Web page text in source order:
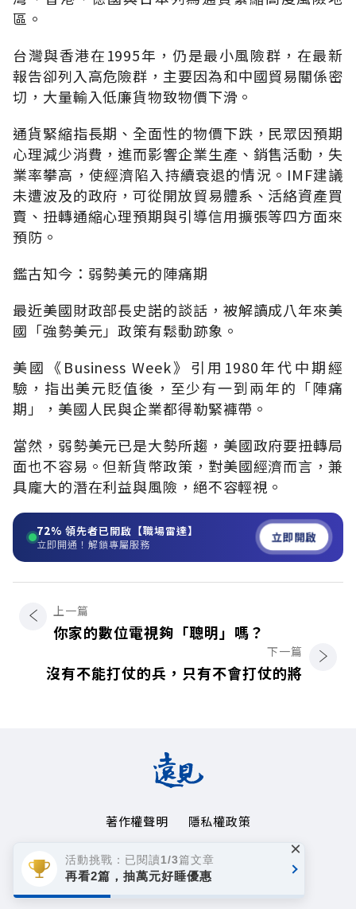
區。
台灣與香港在1995年，仍是最小風險群，在最新
報告卻列入高危險群，主要因為和中國貿易關係密
切，大量輸入低廉貨物致物價下滑。
通貨緊縮指長期、全面性的物價下跌，民眾因預期
心理減少消費，進而影響企業生產、銷售活動，失
業率攀高，使經濟陷入持續衰退的情況。IMF建議
未遭波及的政府，可從開放貿易體系、活絡資產買
賣、扭轉通縮心理預期與引導信用擴張等四方面來
預防。
鑑古知今：弱勢美元的陣痛期
最近美國財政部長史諾的談話，被解讀成八年來美
國「強勢美元」政策有鬆動跡象。
美國《Business Week》引用1980年代中期經
驗，指出美元貶值後，至少有一到兩年的「陣痛
期」，美國人民與企業都得勒緊褲帶。
當然，弱勢美元已是大勢所趨，美國政府要扭轉局
面也不容易。但新貨幣政策，對美國經濟而言，兼
具龐大的潛在利益與風險，絕不容輕視。
72% 領先者已開啟【職場雷達】
立即開通！解鎖專屬服務 立即開啟
上一篇
你家的數位電視夠「聰明」嗎？
下一篇
沒有不能打仗的兵，只有不會打仗的將
著作權聲明
隱私權政策
Copyright© 1999~2026
遠見天下文化事業群. All rights reserved.
活動挑戰：已閱讀1/3篇文章
再看2篇，抽萬元好睡優惠
×